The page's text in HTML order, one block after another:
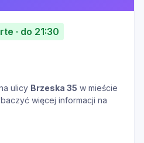
· do 21:30
ulicy Brzeska 35 w mieście
więcej informacji na